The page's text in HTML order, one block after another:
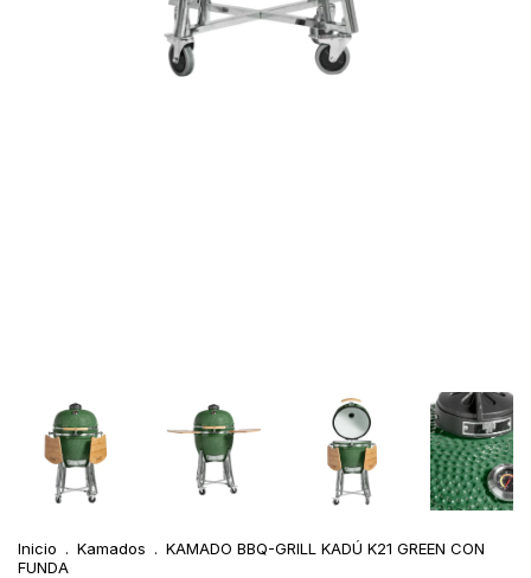
Inicio . Kamados . KAMADO BBQ-GRILL KADÚ K21 GREEN CON
FUNDA